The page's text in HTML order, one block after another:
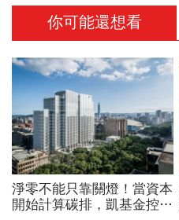
你可能還想看
淨零不能只靠關燈！當資本
開始計算碳排，凱基金控如